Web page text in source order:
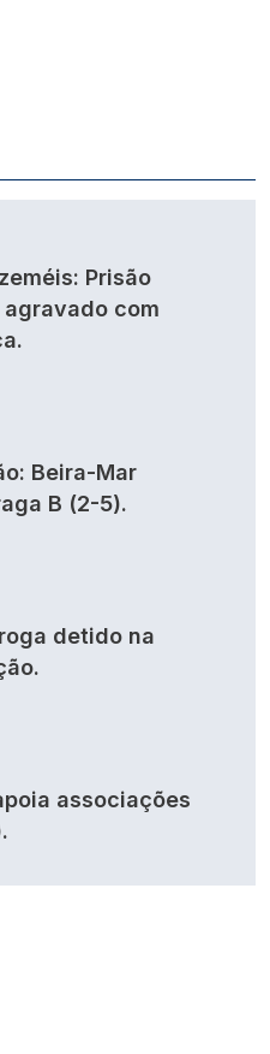
Prisão
com
Beira-Mar
B (2-5).
detido na
associações